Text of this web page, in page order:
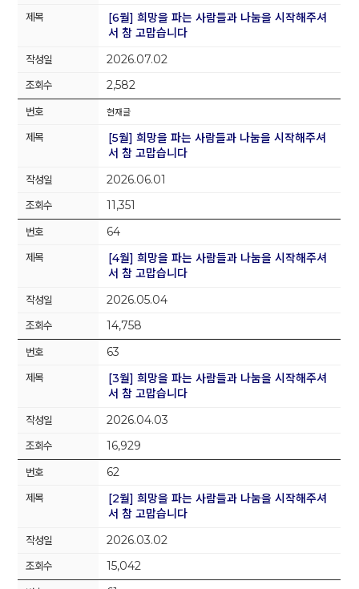
[6월] 희망을 파는 사람들과 나눔을 시작해주셔
서 참 고맙습니다
2026.07.02
2,582
현재글
[5월] 희망을 파는 사람들과 나눔을 시작해주셔
서 참 고맙습니다
2026.06.01
11,351
64
[4월] 희망을 파는 사람들과 나눔을 시작해주셔
서 참 고맙습니다
2026.05.04
14,758
63
[3월] 희망을 파는 사람들과 나눔을 시작해주셔
서 참 고맙습니다
2026.04.03
16,929
62
[2월] 희망을 파는 사람들과 나눔을 시작해주셔
서 참 고맙습니다
2026.03.02
15,042